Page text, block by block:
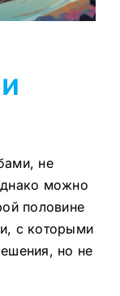
не
можно
половине
с которыми
но не